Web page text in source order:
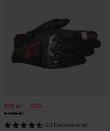
879 kr -20%
1 100 kr
23 Recensioner